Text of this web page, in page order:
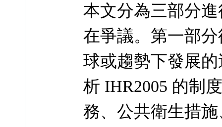
本文分為三部分
在爭議。第一部
球或趨勢下發展
析 IHR2005 的制
務、公共衛生措